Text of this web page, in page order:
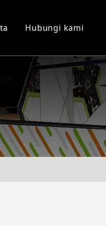
Ikhtisar produk
Hubungi kami